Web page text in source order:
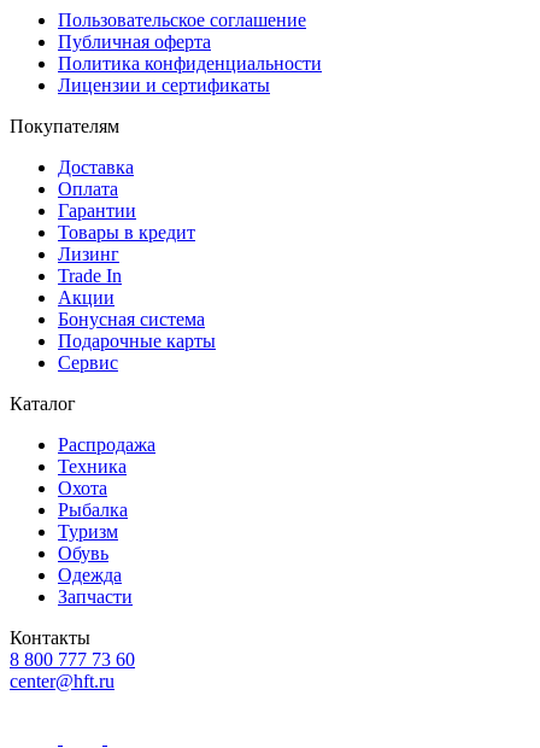
Пользовательское соглашение
Публичная оферта
Политика конфиденциальности
Лицензии и сертификаты
Покупателям
Доставка
Оплата
Гарантии
Товары в кредит
Лизинг
Trade In
Акции
Бонусная система
Подарочные карты
Сервис
Каталог
Распродажа
Техника
Охота
Рыбалка
Туризм
Обувь
Одежда
Запчасти
Контакты
8 800 777 73 60
center@hft.ru